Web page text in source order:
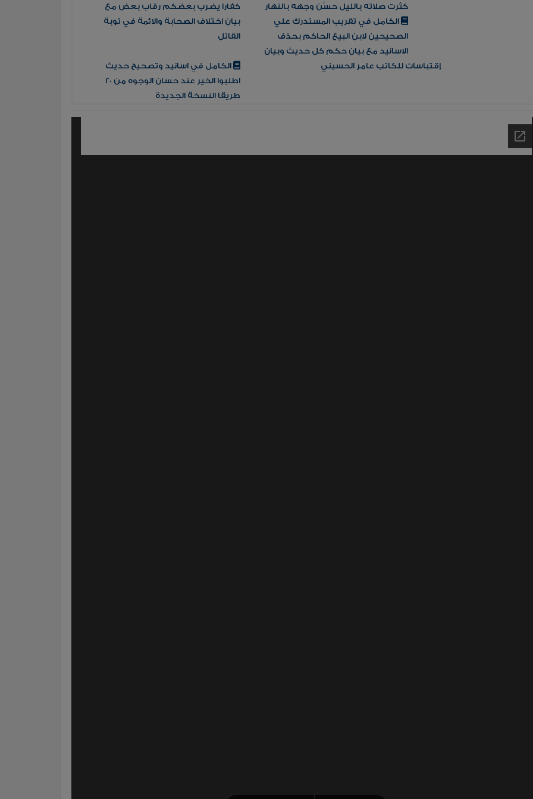
كفارا يضرب بعضكم رقاب بعض مع
بيان اختلاف الصحابة والائمة في توبة
القاتل
كثرت صلاته بالليل حسُن وجهه بالنهار
الكامل في تقريب المستدرك علي
الصحيحين لابن البيع الحاكم بحذف
الاسانيد مع بيان حكم كل حديث وبيان
الكامل في اسانيد وتصحيح حديث
اطلبوا الخير عند حسان الوجوه من 20
طريقا النسخة الجديدة
إقتباسات للكاتب عامر الحسيني